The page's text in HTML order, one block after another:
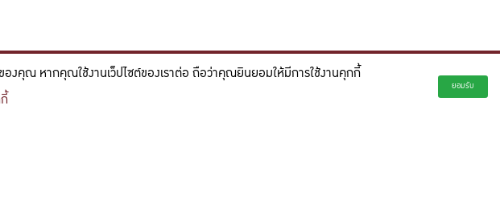
บเคลื่อนความสำเร็จที่ยั่งยืน และจุดประกายความคิดสร้างสรรค์เพื่ออนาคต"
success, and ignite creativity for a more innovative future.
องคุณ หากคุณใช้งานเว็ปไซต์ของเราต่อ ถือว่าคุณยินยอมให้มีการใช้งานคุกกี้
ยอมรับ